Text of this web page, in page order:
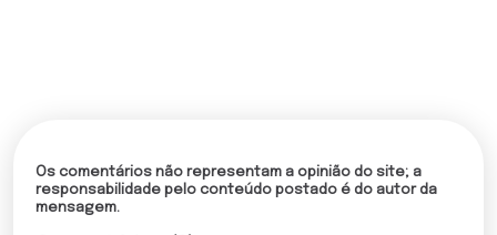
Os comentários não representam a opinião do site; a
responsabilidade pelo conteúdo postado é do autor da
mensagem.